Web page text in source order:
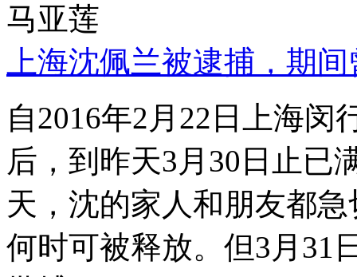
马亚莲
上海沈佩兰被逮捕，期
自2016年2月22日上海
后，到昨天3月30日止已
天，沈的家人和朋友都
何时可被释放。但3月31